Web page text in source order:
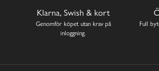
Klarna, Swish & kort
Genomför köpet utan krav på
inloggning.
Full